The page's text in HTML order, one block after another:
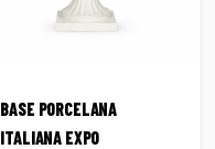
BASE PORCELANA
ITALIANA EXPO